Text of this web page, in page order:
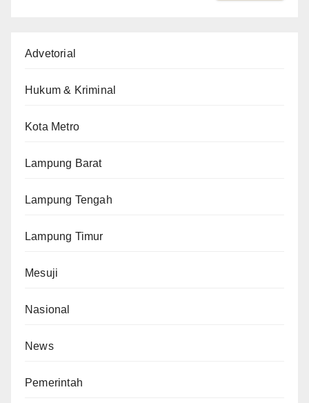
Advetorial
Hukum & Kriminal
Kota Metro
Lampung Barat
Lampung Tengah
Lampung Timur
Mesuji
Nasional
News
Pemerintah